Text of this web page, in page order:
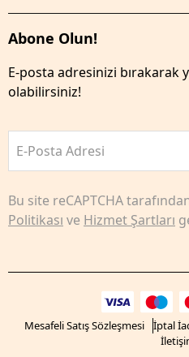
Abone Olun!
E-posta adresinizi
olabilirsiniz!
E-Posta Adresi
Bu site reCAPTCHA
Politikası ve Hizmet Şartları
Mesafeli Satış Sözleşmesi İptal